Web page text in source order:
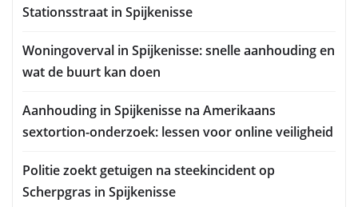
Stationsstraat in Spijkenisse
Woningoverval in Spijkenisse: snelle aanhouding en
wat de buurt kan doen
Aanhouding in Spijkenisse na Amerikaans
sextortion-onderzoek: lessen voor online veiligheid
Politie zoekt getuigen na steekincident op
Scherpgras in Spijkenisse